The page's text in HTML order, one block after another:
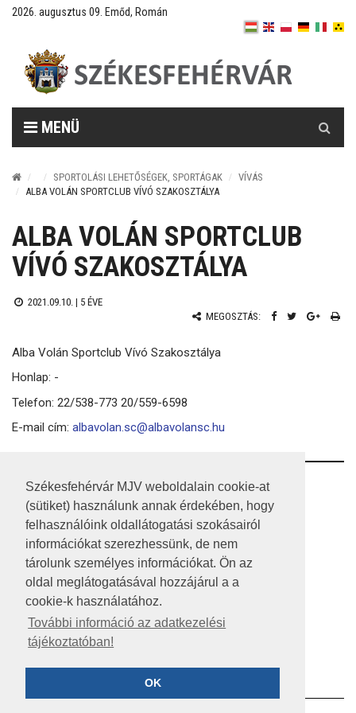
Székesfehérvár MJV weboldalain cookie-at
(sütiket) használunk annak érdekében, hogy
felhasználóink oldallátogatási szokásairól
információkat szerezhessünk, de nem
tárolunk személyes információkat. Ön az
oldal meglátogatásával hozzájárul a a
cookie-k használatához.
További információ az adatkezelési
tájékoztatóban!
OK
2026. augusztus 09. Emőd, Román
MENÜ
SPORTOLÁSI LEHETŐSÉGEK, SPORTÁGAK
VÍVÁS
ALBA VOLÁN SPORTCLUB VÍVÓ SZAKOSZTÁLYA
ALBA VOLÁN SPORTCLUB
VÍVÓ SZAKOSZTÁLYA
2021.09.10. | 5 ÉVE
MEGOSZTÁS:
Alba Volán Sportclub Vívó Szakosztálya
Honlap: -
Telefon: 22/538-773 20/559-6598
E-mail cím: albavolan.sc@albavolansc.hu
RSS
A HONLAP 2017.03.31-I ÁLLAPOTA
JOGI NYILATKOZAT
IMPRESSZUM
KÖZÉRDEKŰ ADATOK